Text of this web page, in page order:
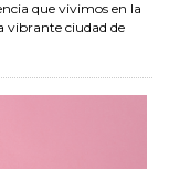
que vivimos en la
vibrante ciudad de